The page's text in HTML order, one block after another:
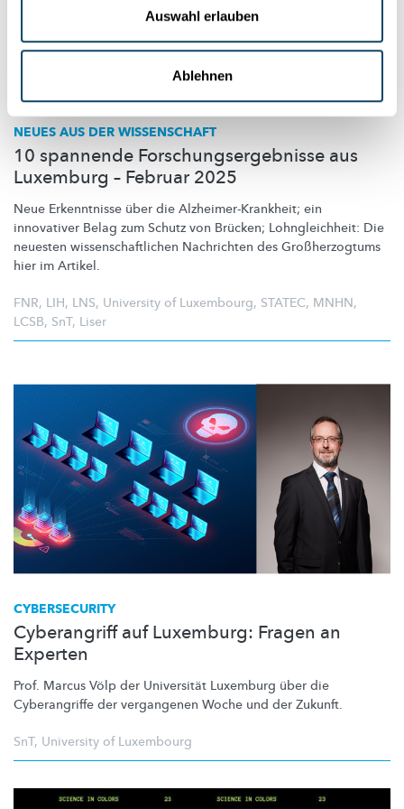
Auswahl erlauben
Ablehnen
NEUES AUS DER WISSENSCHAFT
10 spannende Forschungsergebnisse aus
Luxemburg – Februar 2025
Neue Erkenntnisse über die Alzheimer-Krankheit; ein
innovativer Belag zum Schutz von Brücken; Lohngleichheit: Die
neuesten wissenschaftlichen Nachrichten des Großherzogtums
hier im Artikel.
FNR, LIH, LNS, University of Luxembourg, STATEC, MNHN,
LCSB, SnT, Liser
CYBERSECURITY
Cyberangriff auf Luxemburg: Fragen an
Experten
Prof. Marcus Völp der Universität Luxemburg über die
Cyberangriffe der vergangenen Woche und der Zukunft.
SnT, University of Luxembourg